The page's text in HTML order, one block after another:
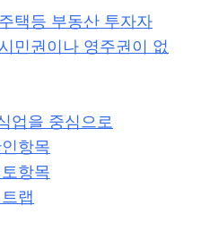
택등 부동산 투자자
민권이나 영주권이 없
업을 중심으로
항목
항목
랩